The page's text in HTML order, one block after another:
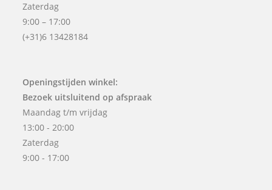
Zaterdag
9:00 – 17:00
(+31)6 13428184
Openingstijden winkel:
Bezoek uitsluitend op afspraak
Maandag t/m vrijdag
13:00 - 20:00
Zaterdag
9:00 - 17:00